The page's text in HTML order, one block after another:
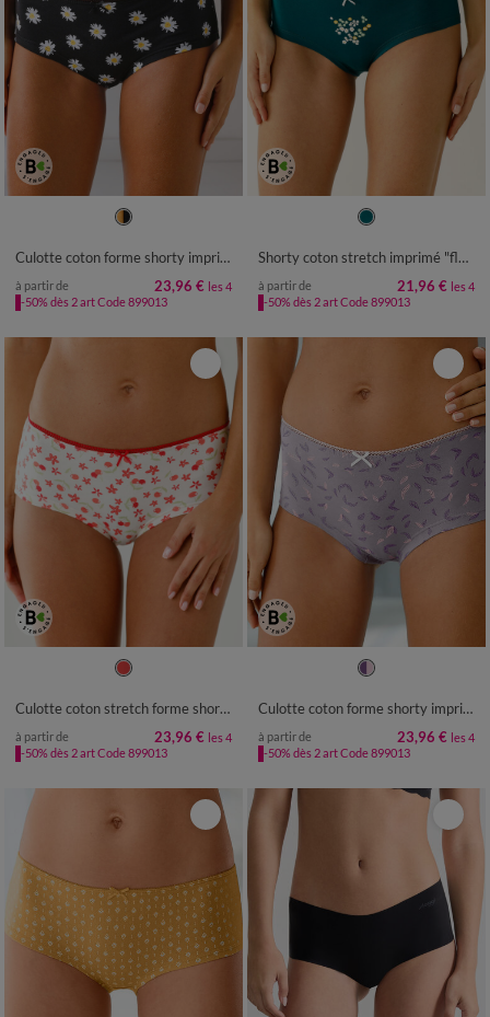
38/40 42/44
Culotte coton forme shorty imprimé motifs "abeilles" assortis– Lot de 4
à partir de 23,96 € les 4
-50% dès 2 art Code 899013
38/40 42/44
Shorty coton stretch imprimé "fleurs" - lot de 4
à partir de 21,96 € les 4
-50% dès 2 art Code 899013
38/40 42/44
Culotte coton stretch forme shorty imprimé "cerises" – Lot de 4
à partir de 23,96 € les 4
-50% dès 2 art Code 899013
38/40 42/44
Culotte coton forme shorty imprimé motif floral assortis– Lot de 4
à partir de 23,96 € les 4
-50% dès 2 art Code 899013